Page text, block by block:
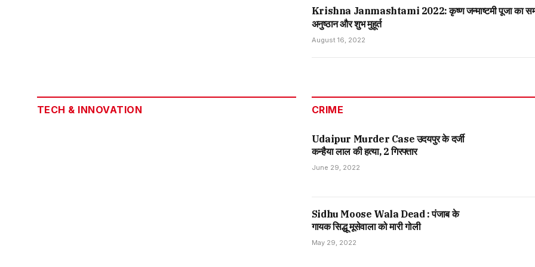
Krishna Janmashtami 2022: कृष्ण जन्माष्टमी पूजा का
अनुष्ठान और शुभ मुहूर्त
August 16, 2022
TECH & INNOVATION CRIME
Udaipur Murder Case उदयपुर के दर्जी
कन्हैया लाल की हत्या, 2 गिरफ्तार
June 29, 2022
Sidhu Moose Wala Dead : पंजाब के
गायक सिद्धू मूसेवाला को मारी गोली
May 29, 2022